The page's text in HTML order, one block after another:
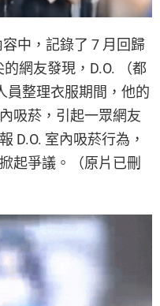
中，記錄了 7 月回歸
網友發現，D.O. （都
員整理衣服期間，他的
吸菸，引起一眾網友
D.O. 室內吸菸行為，
起爭議。（原片已刪